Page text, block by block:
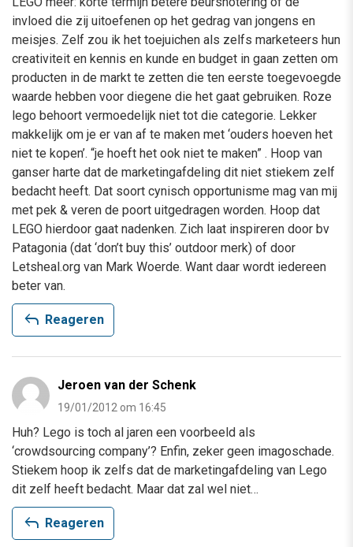
invloed die zij uitoefenen op het gedrag van jongens en
meisjes. Zelf zou ik het toejuichen als zelfs marketeers hun
creativiteit en kennis en kunde en budget in gaan zetten om
producten in de markt te zetten die ten eerste toegevoegde
waarde hebben voor diegene die het gaat gebruiken. Roze
lego behoort vermoedelijk niet tot die categorie. Lekker
makkelijk om je er van af te maken met ‘ouders hoeven het
niet te kopen’. “je hoeft het ook niet te maken” . Hoop van
ganser harte dat de marketingafdeling dit niet stiekem zelf
bedacht heeft. Dat soort cynisch opportunisme mag van mij
met pek & veren de poort uitgedragen worden. Hoop dat
LEGO hierdoor gaat nadenken. Zich laat inspireren door bv
Patagonia (dat ‘don’t buy this’ outdoor merk) of door
Letsheal.org van Mark Woerde. Want daar wordt iedereen
beter van.
reply Reageren
Jeroen van der Schenk
19/01/2012 om 16:45
Huh? Lego is toch al jaren een voorbeeld als
‘crowdsourcing company’? Enfin, zeker geen imagoschade.
Stiekem hoop ik zelfs dat de marketingafdeling van Lego
dit zelf heeft bedacht. Maar dat zal wel niet…
reply Reageren